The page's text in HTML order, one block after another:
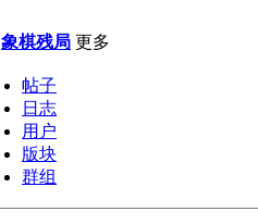
象棋残局 更多
帖子
日志
用户
版块
群组